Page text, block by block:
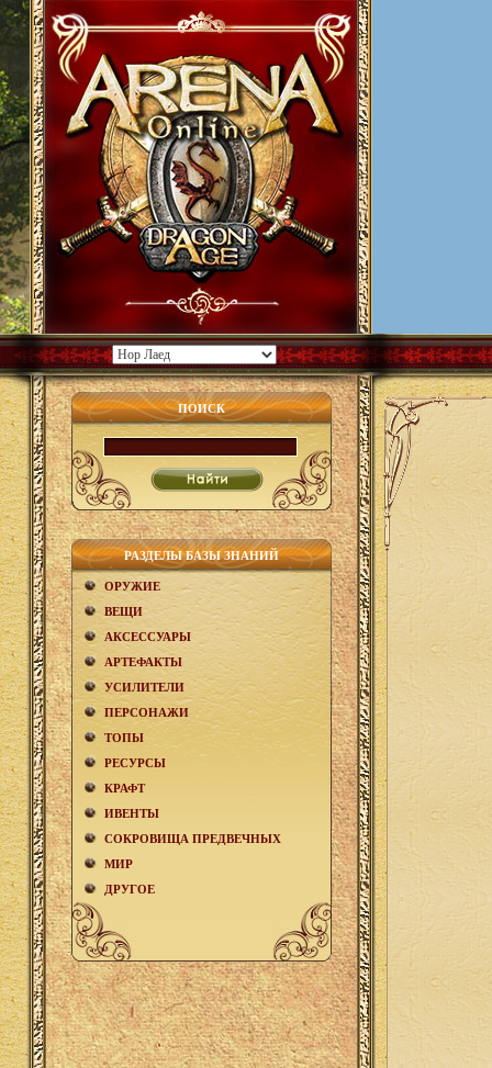
ПОИСК
РАЗДЕЛЫ БАЗЫ ЗНАНИЙ
ОРУЖИЕ
ВЕЩИ
АКCЕСCУАРЫ
АРТЕФАКТЫ
УСИЛИТЕЛИ
ПЕРСОНАЖИ
ТОПЫ
РЕСУРСЫ
КРАФТ
ИВЕНТЫ
СОКРОВИЩА ПРЕДВЕЧНЫХ
МИР
ДРУГОЕ